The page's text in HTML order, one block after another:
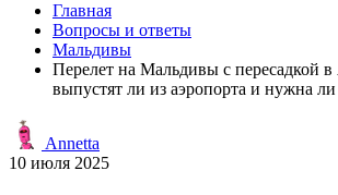
Главная
Вопросы и ответы
Мальдивы
Перелет на Мальдивы с пересадкой
выпустят ли из аэропорта и нужна ли
Annetta
10 июля 2025